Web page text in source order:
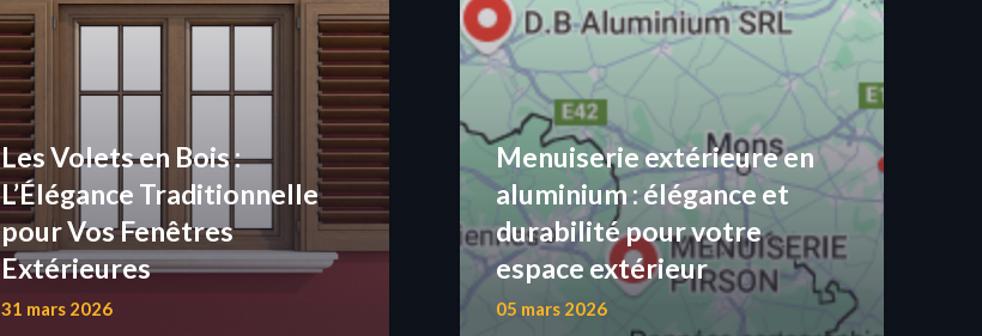
Les Volets en Bois :
L’Élégance Traditionnelle
pour Vos Fenêtres
Extérieures
31 mars 2026
Menuiserie extérieure en
aluminium : élégance et
durabilité pour votre
espace extérieur
05 mars 2026